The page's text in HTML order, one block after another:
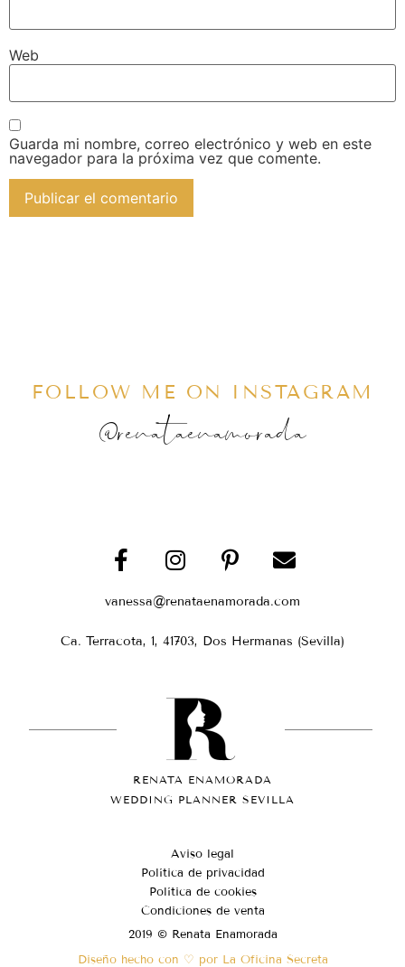
Web
Guarda mi nombre, correo electrónico y web en este
navegador para la próxima vez que comente.
FOLLOW ME ON INSTAGRAM
@renataenamorada
vanessa@renataenamorada.com
Ca. Terracota, 1, 41703, Dos Hermanas (Sevilla)
RENATA ENAMORADA
WEDDING PLANNER SEVILLA
Aviso legal
Política de privacidad
Política de cookies
Condiciones de venta
2019 © Renata Enamorada
Diseño hecho con ♡ por La Oficina Secreta